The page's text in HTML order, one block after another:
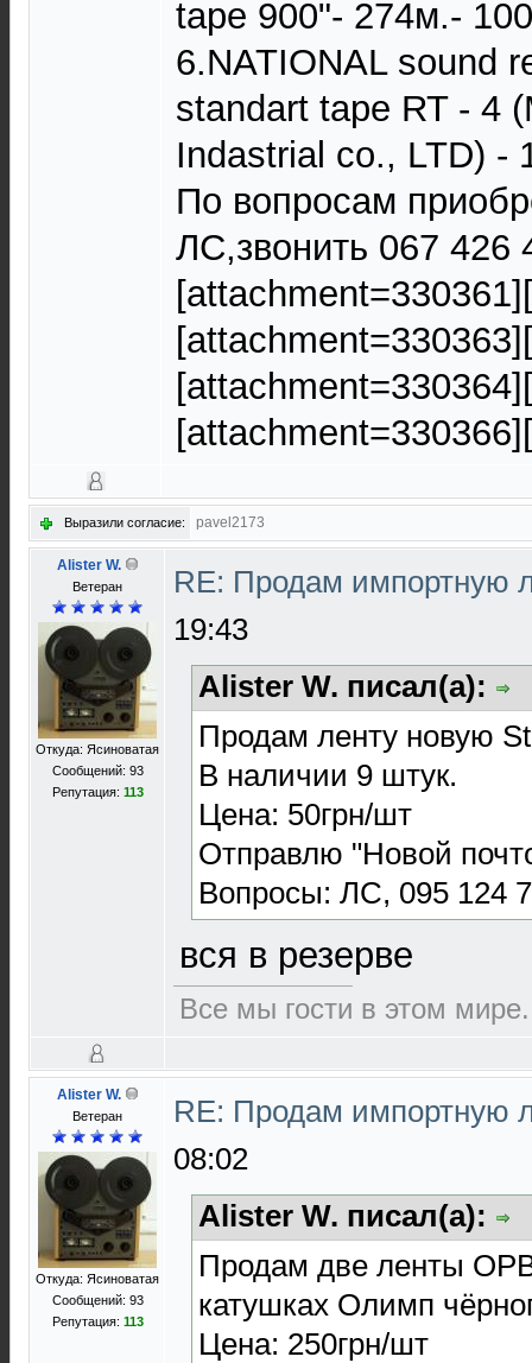
tape 900"- 274м.-
6.NATIONAL sound
standart tape RT - 4
Indastrial co., LTD) -
По вопросам
ЛС,звонить 067 426
Выразили согласие: pavel2173
Alister W.
Ветеран
Откуда: Ясиноватая
Сообщений: 93
Репутация: 113
RE: Продам импортную
19:43
Alister W. писал(а):
Продам ленту новую
В наличии 9 штук.
Цена: 50грн/шт
Отправлю "Новой
Вопросы: ЛС, 095 124
вся в резерве
Все мы гости в этом
Alister W.
Ветеран
Откуда: Ясиноватая
Сообщений: 93
Репутация: 113
RE: Продам импортную
08:02
Alister W. писал(а):
Продам две ленты
катушках Олимп
Цена: 250грн/шт